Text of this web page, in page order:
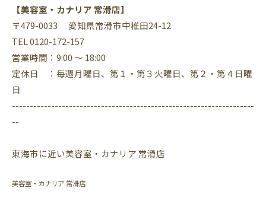
【美容室・カナリア 常滑店】
〒479-0033 愛知県常滑市中椎田24-12
TEL 0120-172-157
営業時間：9:00 ～ 18:00
定休日 ：毎週月曜日、第１・第３火曜日、第２・第４日曜
日
--------------------------------------------------------------------
--
東海市に近い美容室・カナリア 常滑店
美容室・カナリア 常滑店